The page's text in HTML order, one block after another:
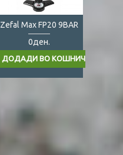
Zefal Max FP20 9BAR
0ден.